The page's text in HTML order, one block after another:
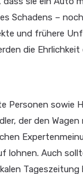
Schadens –
und frühere
die
Personen
der den
lohnen. Auch